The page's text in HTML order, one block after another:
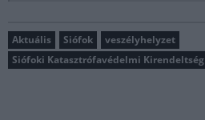
Aktuális Siófok
veszélyhelyzet
Siófoki Katasztrófavédelmi Kirendeltség